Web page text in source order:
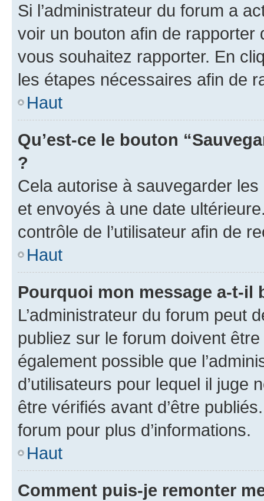
Si l’administrateur du forum a
voir un bouton afin de
vous souhaitez rapporter. En
les étapes nécessaires afin de
Haut
Qu’est-ce le bouton
?
Cela autorise à sauvegarder
et envoyés à une date
contrôle de l’utilisateur afin de
Haut
Pourquoi mon message a-t-il
L’administrateur du forum peut
publiez sur le forum doivent
également possible que
d’utilisateurs pour lequel il juge
être vérifiés avant d’être
forum pour plus d’informations.
Haut
Comment puis-je remonter